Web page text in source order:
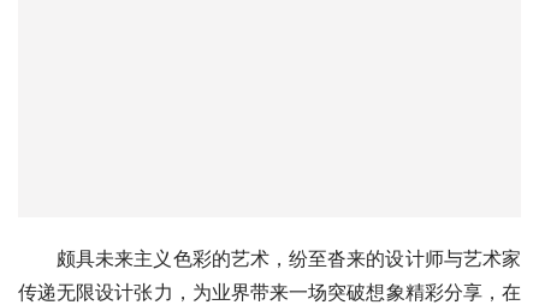
颇具未来主义色彩的艺术，纷至沓来的设计师与艺术家
传递无限设计张力，为业界带来一场突破想象精彩分享，在